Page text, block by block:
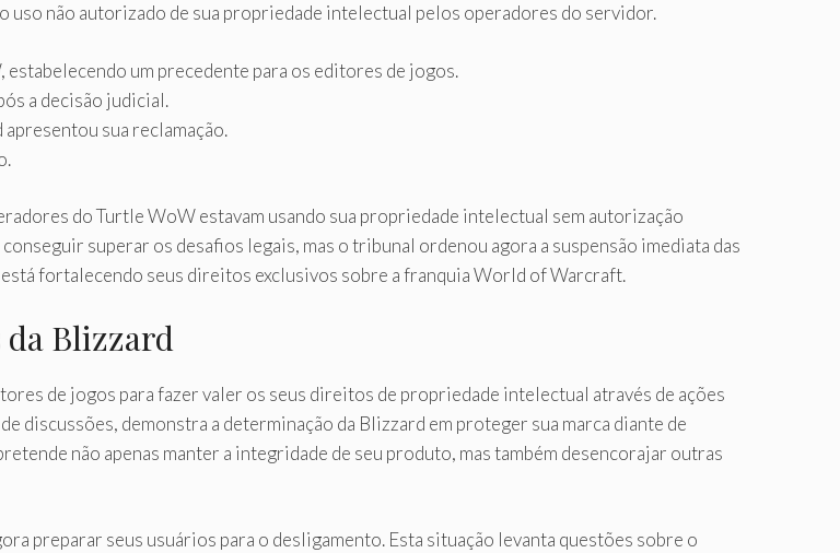
uso não autorizado de sua propriedade intelectual pelos operadores do servidor.
um precedente para os editores de jogos.
a decisão judicial.
apresentou sua reclamação.
do Turtle WoW estavam usando sua propriedade intelectual sem autorização
superar os desafios legais, mas o tribunal ordenou agora a suspensão imediata das
fortalecendo seus direitos exclusivos sobre a franquia World of Warcraft.
da Blizzard
de jogos para fazer valer os seus direitos de propriedade intelectual através de ações
discussões, demonstra a determinação da Blizzard em proteger sua marca diante de
não apenas manter a integridade de seu produto, mas também desencorajar outras
preparar seus usuários para o desligamento. Esta situação levanta questões sobre o